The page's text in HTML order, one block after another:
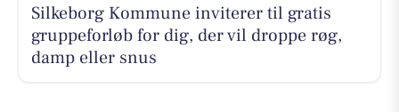
Silkeborg Kommune inviterer til gratis
gruppeforløb for dig, der vil droppe røg,
damp eller snus